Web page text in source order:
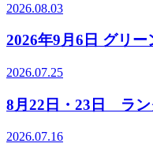
2026.08.03
2026年9月6日 グリ
2026.07.25
8月22日・23日 ラン
2026.07.16